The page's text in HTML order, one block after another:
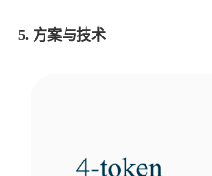
5. 方案与技术